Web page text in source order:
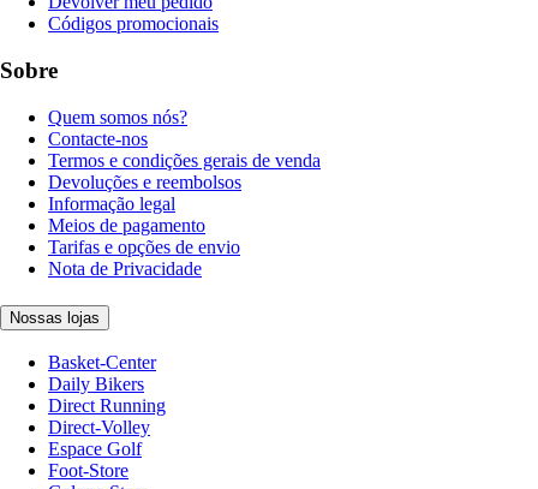
Códigos promocionais
Sobre
Quem somos nós?
Contacte-nos
Termos e condições gerais de venda
Devoluções e reembolsos
Informação legal
Meios de pagamento
Tarifas e opções de envio
Nota de Privacidade
Nossas lojas
Basket-Center
Daily Bikers
Direct Running
Direct-Volley
Espace Golf
Foot-Store